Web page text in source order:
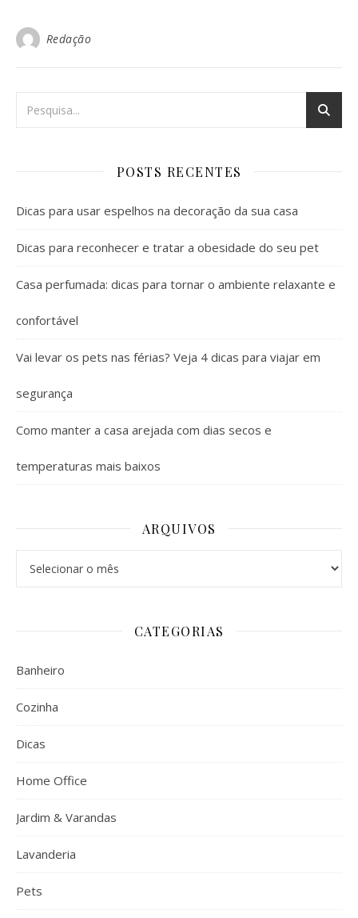
Redação
POSTS RECENTES
Dicas para usar espelhos na decoração da sua casa
Dicas para reconhecer e tratar a obesidade do seu pet
Casa perfumada: dicas para tornar o ambiente relaxante e
confortável
Vai levar os pets nas férias? Veja 4 dicas para viajar em
segurança
Como manter a casa arejada com dias secos e
temperaturas mais baixos
ARQUIVOS
CATEGORIAS
Banheiro
Cozinha
Dicas
Home Office
Jardim & Varandas
Lavanderia
Pets